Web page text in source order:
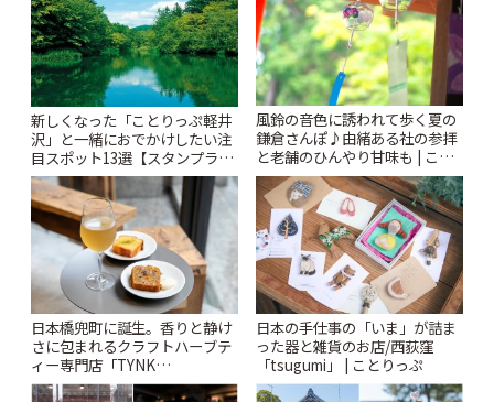
新しくなった「ことりっぷ軽井
沢」と一緒におでかけしたい注
目スポット13選【スタンプラリ
ー開催中】 | ことりっぷ
風鈴の音色に誘われて歩く夏の
鎌倉さんぽ♪由緒ある社の参拝
と老舗のひんやり甘味も | こと
りっぷ
日本橋兜町に誕生。香りと静け
さに包まれるクラフトハーブテ
ィー専門店「TYNK
Kabutocho」 | ことりっぷ
日本の手仕事の「いま」が詰ま
った器と雑貨のお店/西荻窪
「tsugumi」 | ことりっぷ